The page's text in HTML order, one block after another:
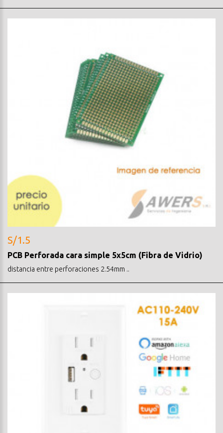
S/1.5
PCB Perforada cara simple 5x5cm (Fibra de Vidrio)
distancia entre perforaciones 2.54mm ..